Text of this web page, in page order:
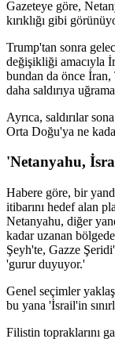
Gazeteye göre,
kırıklığı gibi
Trump'tan sonra
değişikliği amacıyla
bundan da önce
daha saldırıya
Ayrıca, saldırılar
Orta Doğu'ya ne
'Netanyahu,
Habere göre, bir
itibarını hedef alan
Netanyahu, diğer
kadar uzanan
Şeyh'te, Gazze
'gurur duyuyor.'
Genel seçimler
bu yana 'İsrail'in
Filistin topraklarını